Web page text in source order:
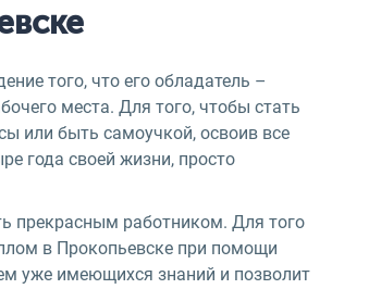
того, что его обладатель –
места. Для того, чтобы стать
или быть самоучкой, освоив все
года своей жизни, просто
прекрасным работником. Для того
в Прокопьевске при помощи
уже имеющихся знаний и позволит